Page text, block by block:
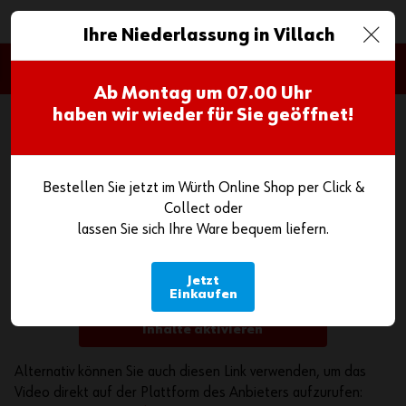
Wenn Sie eingebettete Karten auf www.wuerth.at anzeigen,
Zugriffe speichern und Ihr Verhalten analysieren kann. Wenn
ein Cookie auf Ihrem Computer gesetzt um festzuhalten,
dass Sie in Ihrem Browser zugestimmt haben. Dieses Cookie
speichert keine personenbezogenen Daten.
Weitere Informationen finden Sie in unserer
Inhalte aktivieren
Alternativ können Sie auch diesen Link verwenden, um das
Video direkt auf der Plattform des Anbieters aufzurufen:
Ihre Niederlassung in Villach
Ab Montag um 07.00 Uhr
haben wir wieder für Sie geöffnet!
Bestellen Sie jetzt im Würth Online Shop per Click &
Collect oder
lassen Sie sich Ihre Ware bequem liefern.
Jetzt
Einkaufen